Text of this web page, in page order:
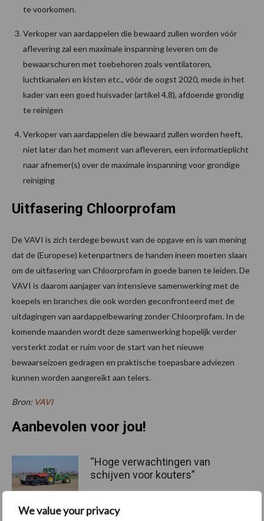
We value your privacy
te voorkomen.
Verkoper van aardappelen die bewaard zullen worden vóór
aflevering zal een maximale inspanning leveren om de
bewaarschuren met toebehoren zoals ventilatoren,
luchtkanalen en kisten etc., vóór de oogst 2020, mede in het
kader van een goed huisvader (artikel 4.8), afdoende grondig
te reinigen
Verkoper van aardappelen die bewaard zullen worden heeft,
niet later dan het moment van afleveren, een informatieplicht
naar afnemer(s) over de maximale inspanning voor grondige
reiniging
Uitfasering Chloorprofam
De VAVI is zich terdege bewust van de opgave en is van mening
dat de (Europese) ketenpartners de handen ineen moeten slaan
om de uitfasering van Chloorprofam in goede banen te leiden. De
VAVI is daarom aanjager van intensieve samenwerking met de
koepels en branches die ook worden geconfronteerd met de
uitdagingen van aardappelbewaring zonder Chloorprofam. In de
komende maanden wordt deze samenwerking hopelijk verder
versterkt zodat er ruim voor de start van het nieuwe
bewaarseizoen gedragen en praktische toepasbare adviezen
kunnen worden aangereikt aan telers.
Bron: VAVI
Aanbevolen voor jou!
“Hoge verwachtingen van
schijven voor kouters”